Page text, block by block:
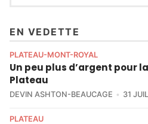
EN VEDETTE
PLATEAU-MONT-ROYAL
Un peu plus d’argent pour
Plateau
DEVIN ASHTON-BEAUCAGE 31
PLATEAU